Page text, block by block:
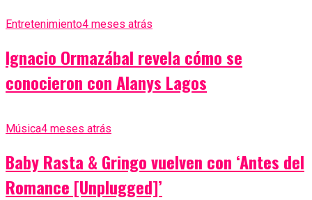
Entretenimiento4 meses atrás
Ignacio Ormazábal revela cómo se
conocieron con Alanys Lagos
Música4 meses atrás
Baby Rasta & Gringo vuelven con ‘Antes del
Romance [Unplugged]’